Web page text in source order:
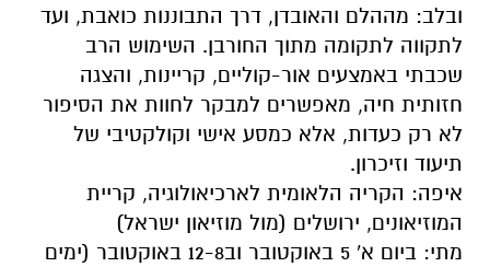
ובלב: מההלם והאובדן, דרך התבוננות כואבת, ועד
לתקווה לתקומה מתוך החורבן. השימוש הרב
שכבתי באמצעים אור-קוליים, קריינות, והצגה
חזותית חיה, מאפשרים למבקר לחוות את הסיפור
לא רק כעדות, אלא כמסע אישי וקולקטיבי של
תיעוד וזיכרון.
איפה: הקריה הלאומית לארכיאולוגיה, קריית
המוזיאונים, ירושלים (מול מוזיאון ישראל)
מתי: ביום א' 5 באוקטובר וב12-8 באוקטובר (ימים